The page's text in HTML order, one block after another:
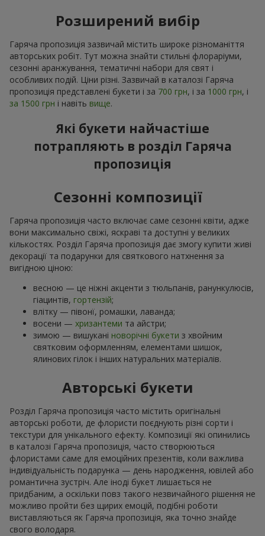
Розширений вибір
Гаряча пропозиція зазвичай містить широке різноманіття
авторських робіт. Тут можна знайти стильні флораріуми,
сезонні аранжування, тематичні набори для свят і
особливих подій. Ціни різні. Зазвичай в каталозі Гаряча
пропозиція представлені букети і за 700 грн, і за 1000 грн, і
за 1500 грн і навіть вище.
Які букети найчастіше
потрапляють в розділ Гаряча
пропозиція
Сезонні композиції
Гаряча пропозиція часто включає саме сезонні квіти, адже
вони максимально свіжі, яскраві та доступні у великих
кількостях. Розділ Гаряча пропозиція дає змогу купити живі
декорації та подарунки для святкового натхнення за
вигідною ціною:
весною — це ніжні акценти з тюльпанів, ранункулюсів,
гіацинтів, гортензій;
влітку — півонї, ромашки, лаванда;
восени — хризантеми та айстри;
зимою — вишукані новорічні букети з хвойним
святковим оформленням, елементами шишок,
ялинових гілок і інших натуральних матеріалів.
Авторські букети
Розділ Гаряча пропозиція часто містить оригінальні
авторські роботи, де флористи поєднують різні сорти і
текстури для унікального ефекту. Композиції які опинились
в каталозі Гаряча пропозиція, часто створюються
флористами саме для емоційних презентів, коли важлива
індивідуальність подарунка — день народження, ювілей або
романтична зустріч. Але іноді букет лишається не
придбаним, а оскільки повз такого незвичайного рішення не
можливо пройти без щирих емоцій, подібні роботи
виставляються як Гаряча пропозиція, яка точно знайде
свого володаря.